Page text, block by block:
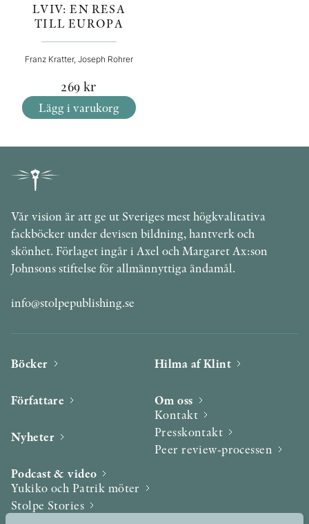
LVIV: EN RESA
TILL EUROPA
Franz Kratter, Joseph Rohrer
269 kr
Lägg i varukorg
Vår vision är att ge ut Sveriges mest högkvalitativa
fackböcker under devisen bildning, hantverk och
skönhet. Förlaget ingår i Axel och Margaret Ax:son
Johnsons stiftelse för allmännyttiga ändamål.
info@stolpepublishing.se
Böcker
Författare
Nyheter
Podcast & video
Yukiko och Patrik möter
Stolpe Stories
Hilma af Klint
Om oss
Kontakt
Presskontakt
Peer review-processen